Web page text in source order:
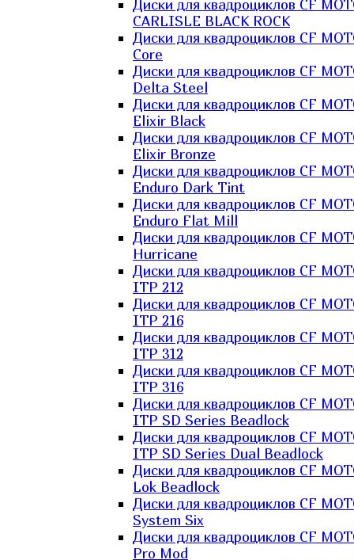
Диски для квадроциклов CF
CARLISLE BLACK ROCK
Диски для квадроциклов CF
Core
Диски для квадроциклов CF
Delta Steel
Диски для квадроциклов CF
Elixir Black
Диски для квадроциклов CF
Elixir Bronze
Диски для квадроциклов CF
Enduro Dark Tint
Диски для квадроциклов CF
Enduro Flat Mill
Диски для квадроциклов CF
Hurricane
Диски для квадроциклов CF
ITP 212
Диски для квадроциклов CF
ITP 216
Диски для квадроциклов CF
ITP 312
Диски для квадроциклов CF
ITP 316
Диски для квадроциклов CF
ITP SD Series Beadlock
Диски для квадроциклов CF
ITP SD Series Dual Beadlock
Диски для квадроциклов CF
Lok Beadlock
Диски для квадроциклов CF
System Six
Диски для квадроциклов CF
Pro Mod